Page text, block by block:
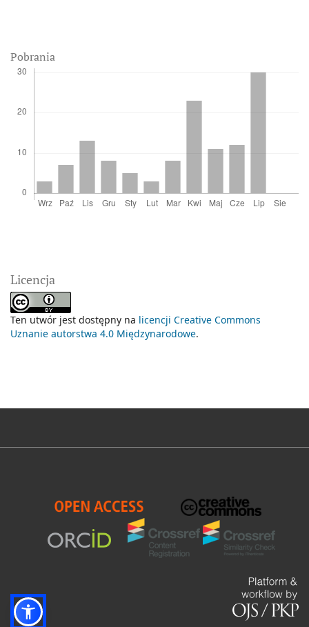
Pobrania
Licencja
Ten utwór jest dostępny na licencji Creative Commons
Uznanie autorstwa 4.0 Międzynarodowe.